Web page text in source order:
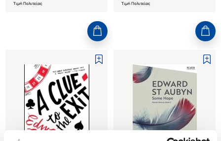
Τιμή Πολιτείας Τιμή Πολιτείας